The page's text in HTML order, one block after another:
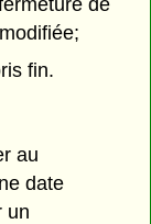
fin.
au
date
un